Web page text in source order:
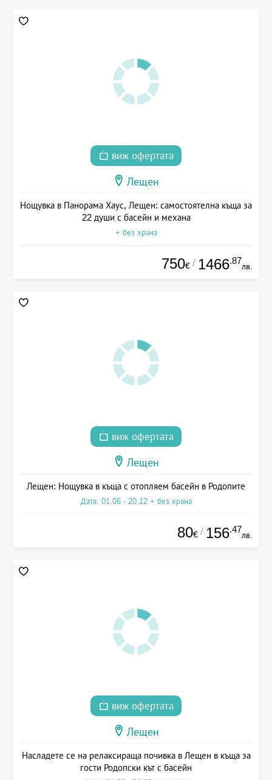
виж офертата
Лещен
Нощувка в Панорама Хаус, Лещен: самостоятелна къща за
22 души с басейн и механа
+ без храна
750€ / 1466.87
лв.
виж офертата
Лещен
Лещен: Нощувка в къща с отопляем басейн в Родопите
Дата: 01.06 - 20.12 + без храна
80€ / 156.47
лв.
виж офертата
Лещен
Насладете се на релаксираща почивка в Лещен в къща за
гости Родопски кът с басейн